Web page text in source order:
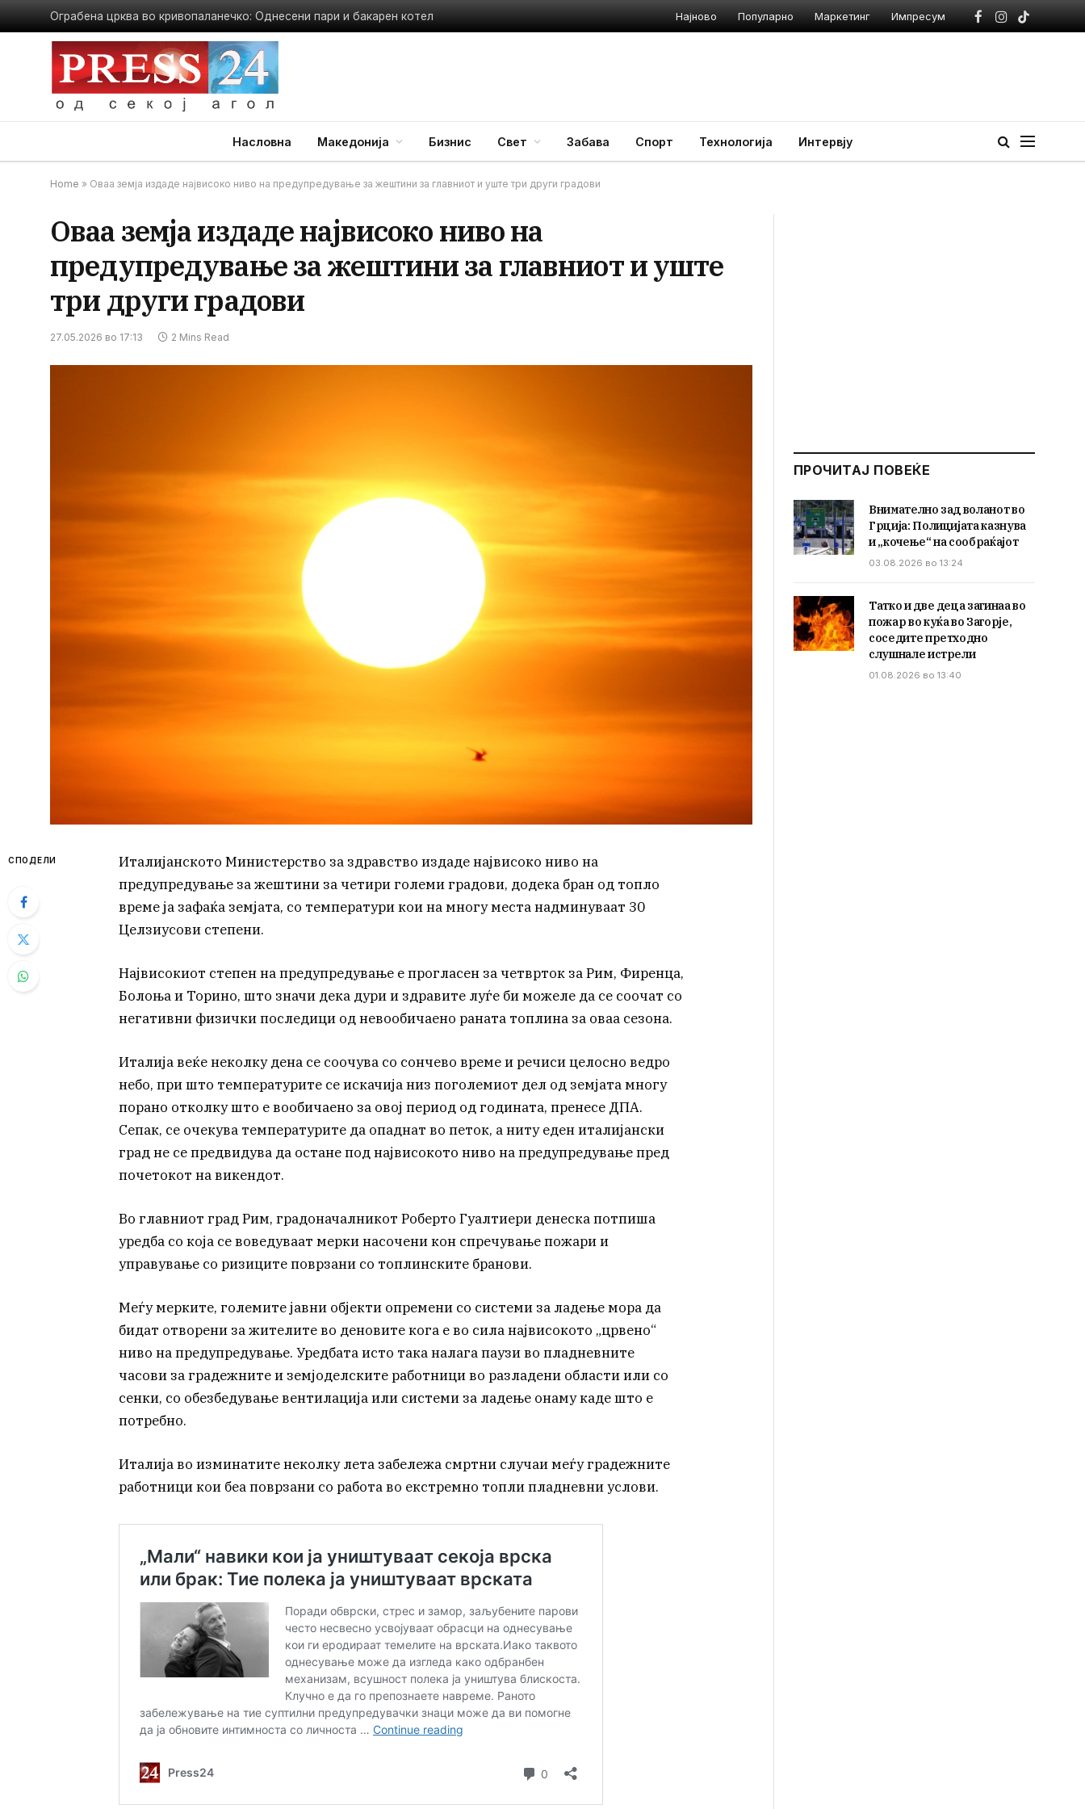
Ограбена црква во кривопаланечко: Однесени пари и бакарен котел Најново Популарно Маркетинг Импресум
Facebook
Instagram
TikTok
Насловна Македонија Бизнис Свет Забава Спорт Технологија Интервју
Home » Оваа земја издаде највисоко ниво на предупредување за жештини за главниот и уште три други градови
Оваа земја издаде највисоко ниво на
предупредување за жештини за главниот и уште
три други градови
27.05.2026 во 17:13 2 Mins Read
СПОДЕЛИ
Италијанското Министерство за здравство издаде највисоко ниво на
предупредување за жештини за четири големи градови, додека бран од топло
време ја зафаќа земјата, со температури кои на многу места надминуваат 30
Целзиусови степени.
Највисокиот степен на предупредување е прогласен за четврток за Рим, Фиренца,
Болоња и Торино, што значи дека дури и здравите луѓе би можеле да се соочат со
негативни физички последици од невообичаено раната топлина за оваа сезона.
Италија веќе неколку дена се соочува со сончево време и речиси целосно ведро
небо, при што температурите се искачија низ поголемиот дел од земјата многу
порано отколку што е вообичаено за овој период од годината, пренесе ДПА.
Сепак, се очекува температурите да опаднат во петок, а ниту еден италијански
град не се предвидува да остане под највисокото ниво на предупредување пред
почетокот на викендот.
Во главниот град Рим, градоначалникот Роберто Гуалтиери денеска потпиша
уредба со која се воведуваат мерки насочени кон спречување пожари и
управување со ризиците поврзани со топлинските бранови.
Меѓу мерките, големите јавни објекти опремени со системи за ладење мора да
бидат отворени за жителите во деновите кога е во сила највисокото „црвено“
ниво на предупредување. Уредбата исто така налага паузи во пладневните
часови за градежните и земјоделските работници во разладени области или со
сенки, со обезбедување вентилација или системи за ладење онаму каде што е
потребно.
Италија во изминатите неколку лета забележа смртни случаи меѓу градежните
работници кои беа поврзани со работа во екстремно топли пладневни услови.
ПРОЧИТАЈ ПОВЕЌЕ
Внимателно зад воланот во
Грција: Полицијата казнува
и „кочење“ на сообраќајот
03.08.2026 во 13:24
Татко и две деца загинаа во
пожар во куќа во Загорје,
соседите претходно
слушнале истрели
01.08.2026 во 13:40